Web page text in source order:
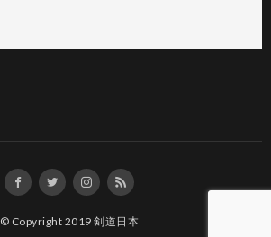
© Copyright 2019剣道日本